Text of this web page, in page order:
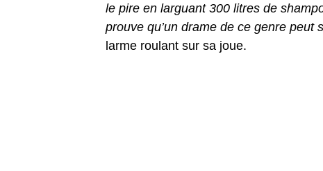
le pire en larguant 300 litres de
prouve qu’un drame de ce genre peut
larme roulant sur sa joue.